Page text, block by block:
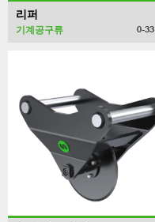
리퍼
기계공구류 0-33